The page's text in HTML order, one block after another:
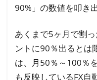
90%」の数値を叩き
あくまで5ヶ月で割
ントに90％出るとは
は、月50％～100％
も反映しているFX自